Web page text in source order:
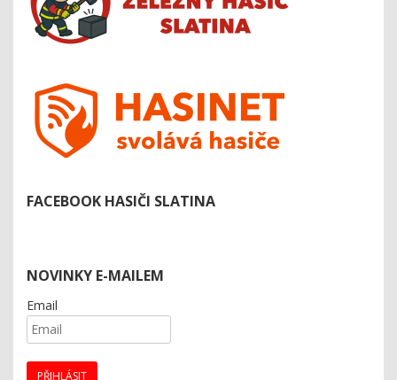
FACEBOOK HASIČI SLATINA
NOVINKY E-MAILEM
Email